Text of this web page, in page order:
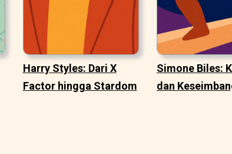
Harry Styles: Dari X
Factor hingga Stardom
Simone Biles:
dan